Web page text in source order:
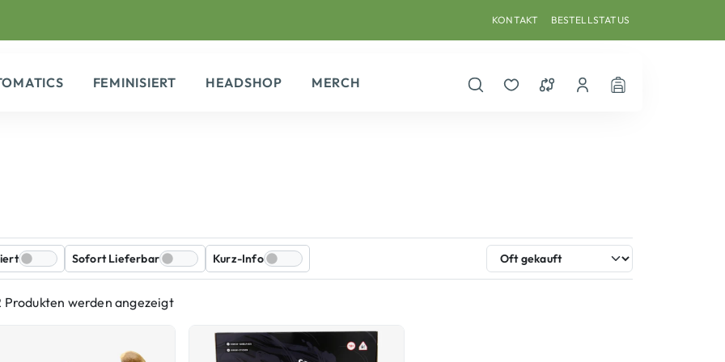
KONTAKT BESTELLSTATUS
FEMINISIERT HEADSHOP
MERCH
Sofort Lieferbar Kurz-Info
Produkten werden angezeigt